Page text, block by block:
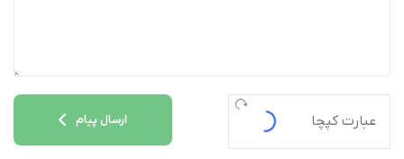
ارسال پیام